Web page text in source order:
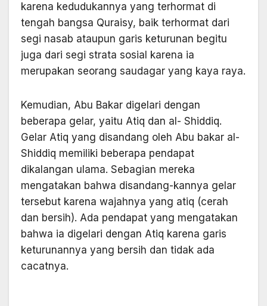
karena kedudukannya yang terhormat di
tengah bangsa Quraisy, baik terhormat dari
segi nasab ataupun garis keturunan begitu
juga dari segi strata sosial karena ia
merupakan seorang saudagar yang kaya raya.
Kemudian, Abu Bakar digelari dengan
beberapa gelar, yaitu Atiq dan al- Shiddiq.
Gelar Atiq yang disandang oleh Abu bakar al-
Shiddiq memiliki beberapa pendapat
dikalangan ulama. Sebagian mereka
mengatakan bahwa disandang-kannya gelar
tersebut karena wajahnya yang atiq (cerah
dan bersih). Ada pendapat yang mengatakan
bahwa ia digelari dengan Atiq karena garis
keturunannya yang bersih dan tidak ada
cacatnya.